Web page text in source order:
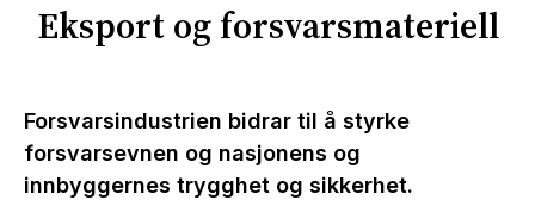
Eksport og forsvarsmateriell
Forsvarsindustrien bidrar til å styrke
forsvarsevnen og nasjonens og
innbyggernes trygghet og sikkerhet.